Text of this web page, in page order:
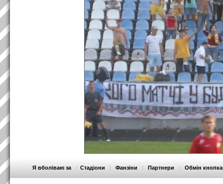
Я вболіваю за | Стадіони | Фанзіни | Партнери | Обмін